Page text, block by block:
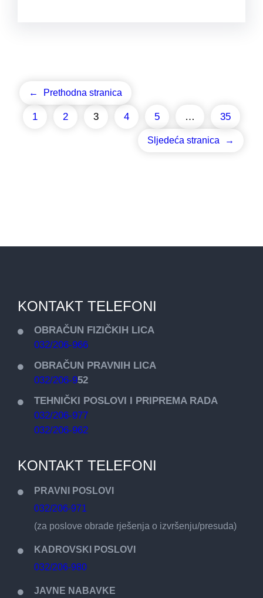
← Prethodna stranica
1 2 3 4 5 … 35
Sljedeća stranica →
KONTAKT TELEFONI
OBRAČUN FIZIČKIH LICA
032/206-966
OBRAČUN PRAVNIH LICA
032/206-952
TEHNIČKI POSLOVI I PRIPREMA RADA
032/206-977
032/206-962
KONTAKT TELEFONI
PRAVNI POSLOVI
032/206-971
(za poslove obrade rješenja o izvršenju/presuda)
KADROVSKI POSLOVI
032/206-980
JAVNE NABAVKE